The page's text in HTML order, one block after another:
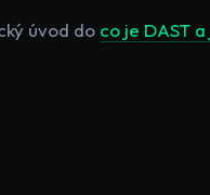
úvod do co je DAST